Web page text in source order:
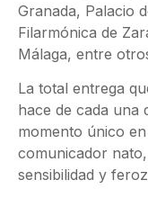
Granada, Palacio
Filarmónica de
Málaga, entre
La total entrega
hace de cada una
momento único
comunicador
sensibilidad y